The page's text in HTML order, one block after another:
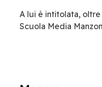
A lui è intitolata, oltre
Scuola Media